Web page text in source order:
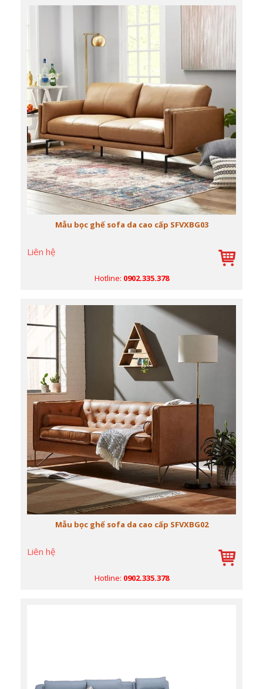
Mẫu bọc ghế sofa da cao cấp SFVXBG03
Liên hệ
Hotline: 0902.335.378
Mẫu bọc ghế sofa da cao cấp SFVXBG02
Liên hệ
Hotline: 0902.335.378